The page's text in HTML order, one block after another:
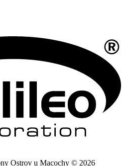
Ostrov u Macochy © 2026